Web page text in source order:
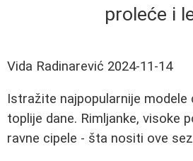
proleće i
Vida Radinarević 2024-11-14
Istražite najpopularnije modele
toplije dane. Rimljanke, visoke
ravne cipele - šta nositi ove